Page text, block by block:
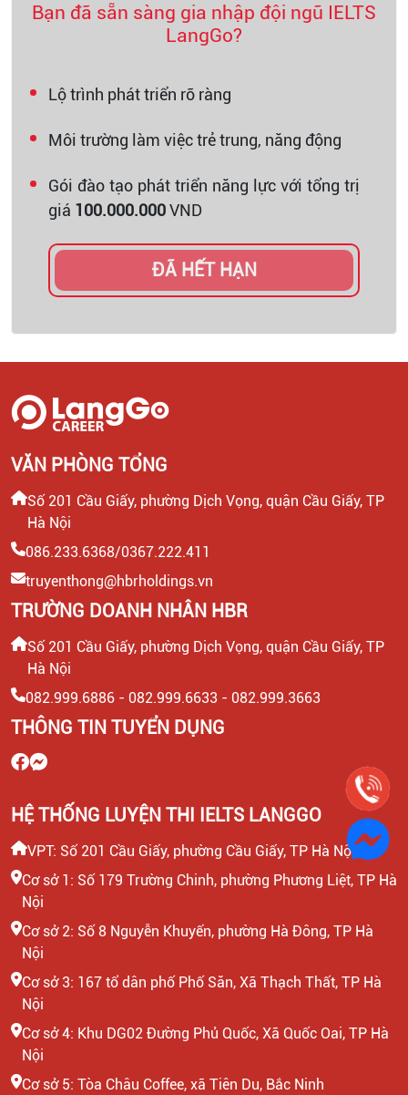
Bạn đã sẵn sàng gia nhập đội ngũ IELTS
LangGo?
Lộ trình phát triển rõ ràng
Môi trường làm việc trẻ trung, năng động
Gói đào tạo phát triển năng lực với tổng trị
giá 100.000.000VND
ĐÃ HẾT HẠN
VĂN PHÒNG TỔNG
Số 201 Cầu Giấy, phường Dịch Vọng, quận Cầu Giấy, TP
Hà Nội
086.233.6368/0367.222.411
truyenthong@hbrholdings.vn
TRƯỜNG DOANH NHÂN HBR
Số 201 Cầu Giấy, phường Dịch Vọng, quận Cầu Giấy, TP
Hà Nội
082.999.6886 - 082.999.6633 - 082.999.3663
THÔNG TIN TUYỂN DỤNG
HỆ THỐNG LUYỆN THI IELTS LANGGO
VPT: Số 201 Cầu Giấy, phường Cầu Giấy, TP Hà Nội
Cơ sở 1: Số 179 Trường Chinh, phường Phương Liệt, TP Hà
Nội
Cơ sở 2: Số 8 Nguyễn Khuyến, phường Hà Đông, TP Hà
Nội
Cơ sở 3: 167 tổ dân phố Phố Săn, Xã Thạch Thất, TP Hà
Nội
Cơ sở 4: Khu DG02 Đường Phủ Quốc, Xã Quốc Oai, TP Hà
Nội
Cơ sở 5: Tòa Châu Coffee, xã Tiên Du, Bắc Ninh